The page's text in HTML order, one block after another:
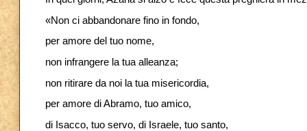
«Non ci abbandonare fino in fondo,
per amore del tuo nome,
non infrangere la tua alleanza;
non ritirare da noi la tua misericordia,
per amore di Abramo, tuo amico,
di Isacco, tuo servo, di Israele, tuo santo,